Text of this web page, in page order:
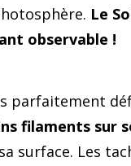
Le
observable !
parfaitement
filaments sur
surface. Les